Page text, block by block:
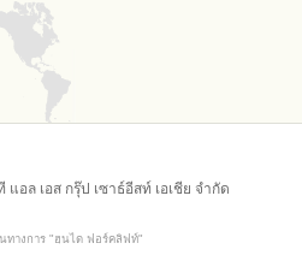
แอล เอส กรุ๊ป เซาธ์อีสท์ เอเชีย จำกัด
ทางการ "ฮุนได ฟอร์คลิฟท์"